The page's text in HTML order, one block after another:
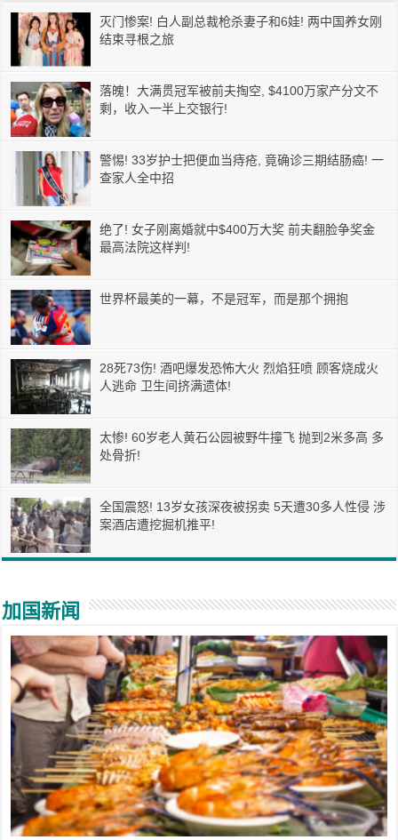
灭门惨案! 白人副总裁枪杀妻子和6娃! 两中国养女刚
结束寻根之旅
落魄！大满贯冠军被前夫掏空, $4100万家产分文不
剩，收入一半上交银行!
警惕! 33岁护士把便血当痔疮, 竟确诊三期结肠癌! 一
查家人全中招
绝了! 女子刚离婚就中$400万大奖 前夫翻脸争奖金
最高法院这样判!
世界杯最美的一幕，不是冠军，而是那个拥抱
28死73伤! 酒吧爆发恐怖大火 烈焰狂喷 顾客烧成火
人逃命 卫生间挤满遗体!
太惨! 60岁老人黄石公园被野牛撞飞 抛到2米多高 多
处骨折!
全国震怒! 13岁女孩深夜被拐卖 5天遭30多人性侵 涉
案酒店遭挖掘机推平!
加国新闻